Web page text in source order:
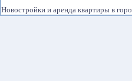
Новостройки и аренда квартиры в